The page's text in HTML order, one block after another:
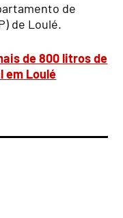
de
de Loulé.
de 800 litros de
em Loulé